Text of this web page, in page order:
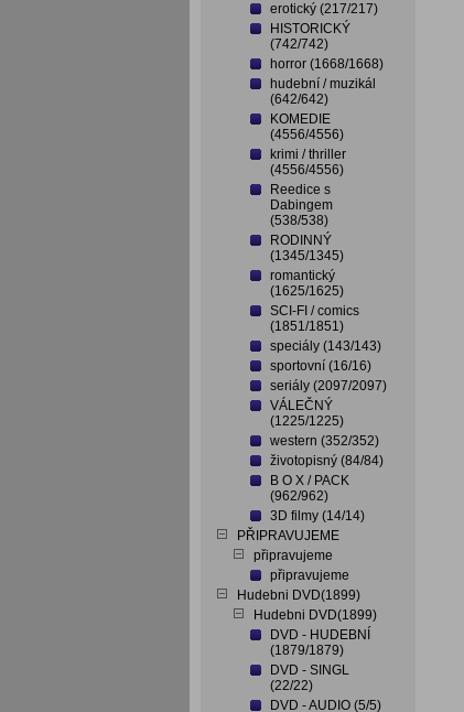
erotický (217/217)
HISTORICKÝ
(742/742)
horror (1668/1668)
hudební / muzikál
(642/642)
KOMEDIE
(4556/4556)
krimi / thriller
(4556/4556)
Reedice s
Dabingem
(538/538)
RODINNÝ
(1345/1345)
romantický
(1625/1625)
SCI-FI / comics
(1851/1851)
speciály (143/143)
sportovní (16/16)
seriály (2097/2097)
VÁLEČNÝ
(1225/1225)
western (352/352)
životopisný (84/84)
B O X / PACK
(962/962)
3D filmy (14/14)
PŘIPRAVUJEME
připravujeme
připravujeme
Hudebni DVD(1899)
Hudebni DVD(1899)
DVD - HUDEBNÍ
(1879/1879)
DVD - SINGL
(22/22)
DVD - AUDIO (5/5)